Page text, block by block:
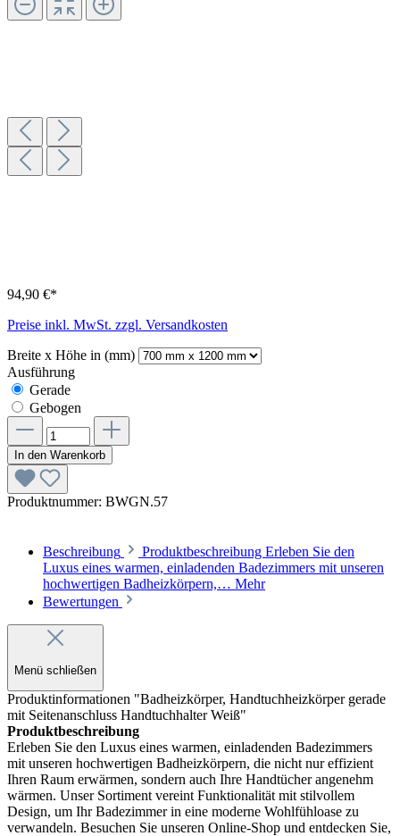
94,90 €*
Preise inkl. MwSt. zzgl. Versandkosten
Breite x Höhe in (mm)
Ausführung
Gerade
Gebogen
In den Warenkorb
Produktnummer: BWGN.57
Beschreibung
Produktbeschreibung Erleben Sie den
Luxus eines warmen, einladenden Badezimmers mit unseren
hochwertigen Badheizkörpern,… Mehr
Bewertungen
Menü schließen
Produktinformationen "Badheizkörper, Handtuchheizkörper gerade
mit Seitenanschluss Handtuchhalter Weiß"
Produktbeschreibung
Erleben Sie den Luxus eines warmen, einladenden Badezimmers
mit unseren hochwertigen Badheizkörpern, die nicht nur effizient
Ihren Raum erwärmen, sondern auch Ihre Handtücher angenehm
wärmen. Unser Sortiment vereint Funktionalität mit stilvollem
Design, um Ihr Badezimmer in eine moderne Wohlfühloase zu
verwandeln. Besuchen Sie unseren Online-Shop und entdecken Sie,